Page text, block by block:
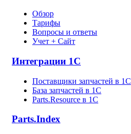
Обзор
Тарифы
Вопросы и ответы
Учет + Сайт
Интеграции 1С
Поставщики запчастей в 1C
База запчастей в 1С
Parts.Resource в 1C
Parts.Index